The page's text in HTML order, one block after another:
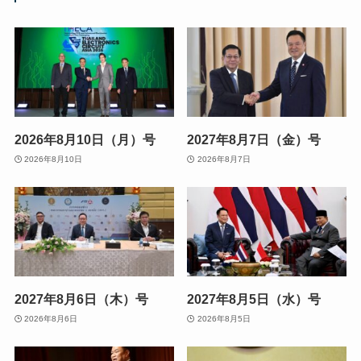
2026年8月10日（月）号
2026年8月10日
2027年8月7日（金）号
2026年8月7日
2027年8月6日（木）号
2026年8月6日
2027年8月5日（水）号
2026年8月5日